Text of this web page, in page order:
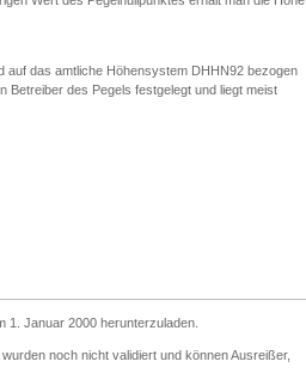
auf das amtliche Höhensystem DHHN92 bezogen
Betreiber des Pegels festgelegt und liegt meist
1. Januar 2000 herunterzuladen.
wurden noch nicht validiert und können Ausreißer,